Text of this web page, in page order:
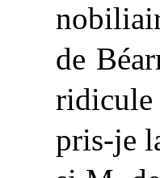
de
ridicule
pris-je